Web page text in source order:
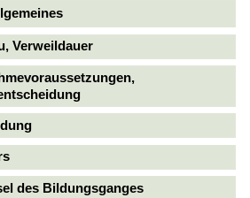
Verweildauer
des Bildungsganges